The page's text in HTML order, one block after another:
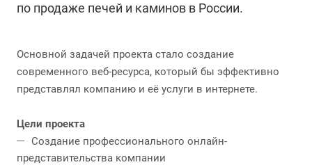
по продаже печей и каминов в России.
Основной задачей проекта стало создание
современного веб-ресурса, который бы эффективно
представлял компанию и её услуги в интернете.
Цели проекта
Создание профессионального онлайн-
представительства компании